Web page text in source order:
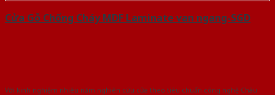
Cửa Gỗ Chống Cháy MDF Laminate van ngang-SGD
Với kinh nghiệm nhiêu năm nghiên cứu cửa theo tiêu chuẩn công nghệ Châu